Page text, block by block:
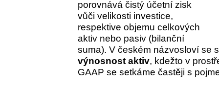
porovnává čistý účetní zisk
vůči velikosti investice,
respektive objemu celkových
aktiv nebo pasiv (bilanční
suma). V českém názvosloví se
výnosnost aktiv, kdežto v
GAAP se setkáme častěji s